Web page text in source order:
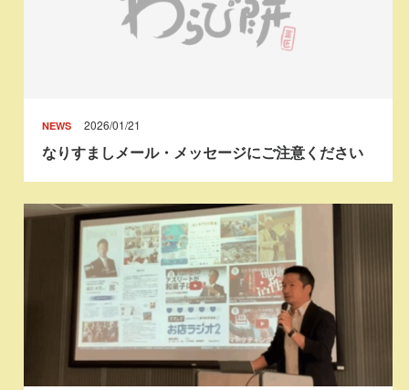
NEWS 2026/01/21
なりすましメール・メッセージにご注意ください